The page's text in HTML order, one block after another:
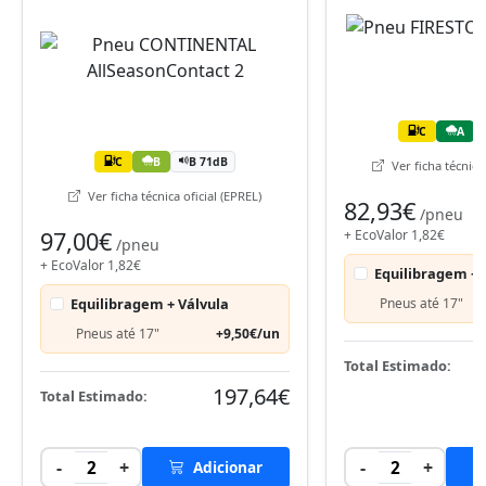
C B B 71dB
Ver ficha técnica oficial (EPREL)
97,00€ /pneu
+ EcoValor 1,82€
Equilibragem + Válvula
Pneus até 17" +9,50€/un
Total Estimado: 197,64€
- 2 + Adicionar
C A
Ver ficha técnica
82,93€ /pneu
+ EcoValor 1,82€
Equilibragem +
Pneus até 17"
Total Estimado:
- 2 +